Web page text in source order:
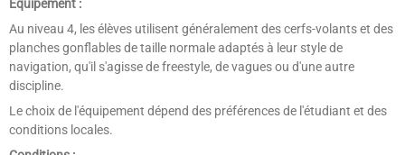
Equipement :
Au niveau 4, les élèves utilisent généralement des cerfs-volants et des
planches gonflables de taille normale adaptés à leur style de
navigation, qu'il s'agisse de freestyle, de vagues ou d'une autre
discipline.
Le choix de l'équipement dépend des préférences de l'étudiant et des
conditions locales.